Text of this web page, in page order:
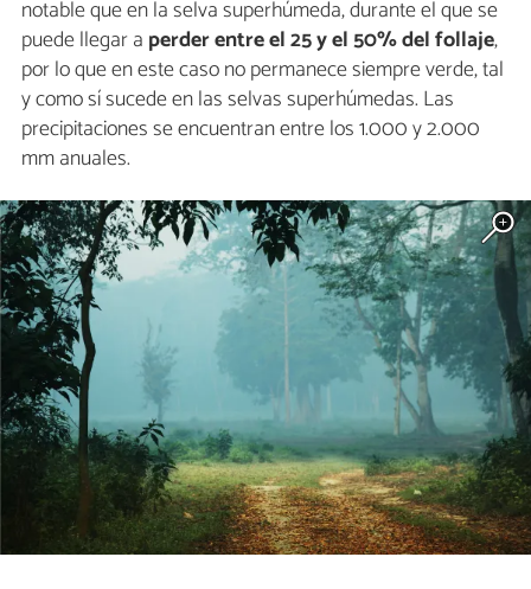
notable que en la selva superhúmeda, durante el que se
puede llegar a perder entre el 25 y el 50% del follaje,
por lo que en este caso no permanece siempre verde, tal
y como sí sucede en las selvas superhúmedas. Las
precipitaciones se encuentran entre los 1.000 y 2.000
mm anuales.